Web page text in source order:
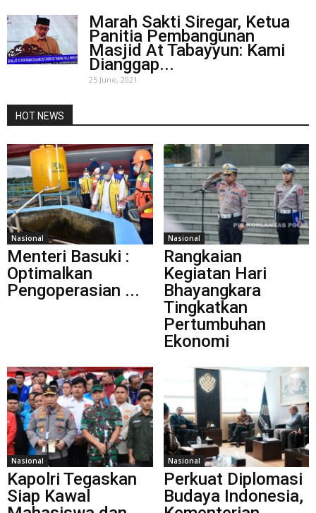
Marah Sakti Siregar, Ketua
Panitia Pembangunan
Masjid At Tabayyun: Kami
Dianggap...
25 June, 2021
HOT NEWS
Nasional
Menteri Basuki :
Optimalkan
Pengoperasian ...
Nasional
Rangkaian
Kegiatan Hari
Bhayangkara
Tingkatkan
Pertumbuhan
Ekonomi
Nasional
Kapolri Tegaskan
Siap Kawal
Nasional
Perkuat Diplomasi
Budaya Indonesia,